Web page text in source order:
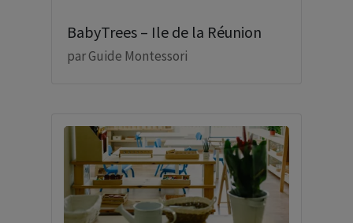
BabyTrees – Ile de la Réunion
parGuide Montessori